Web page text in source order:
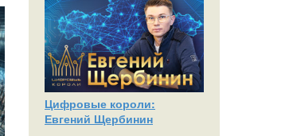
Цифровые короли:
Евгений Щербинин